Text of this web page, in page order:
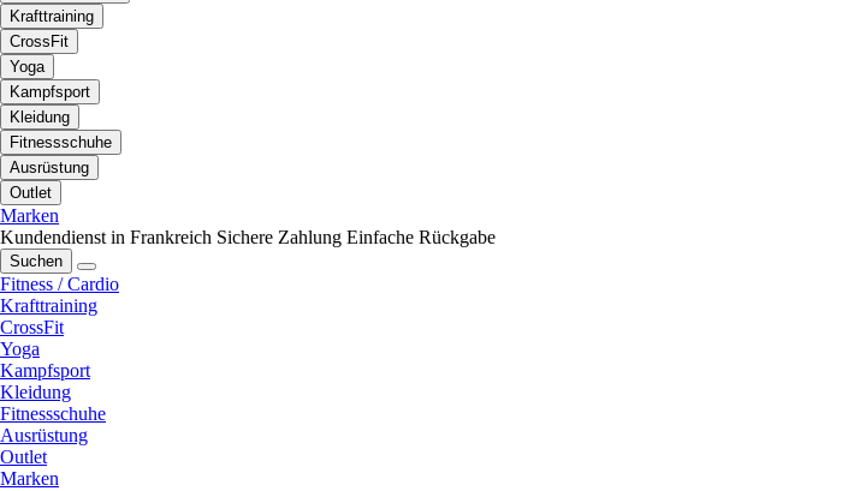
Krafttraining
CrossFit
Yoga
Kampfsport
Kleidung
Fitnessschuhe
Ausrüstung
Outlet
Marken
Kundendienst in Frankreich Sichere Zahlung Einfache Rückgabe
Suchen
Fitness / Cardio
Krafttraining
CrossFit
Yoga
Kampfsport
Kleidung
Fitnessschuhe
Ausrüstung
Outlet
Marken